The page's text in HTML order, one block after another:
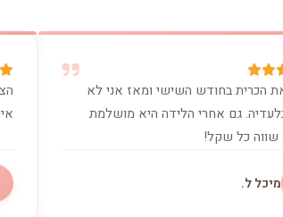
הכרית בחודש השישי ומאז אני לא
גם אחרי הלידה היא מושלמת
שווה כל שקל!
מיכל ל.